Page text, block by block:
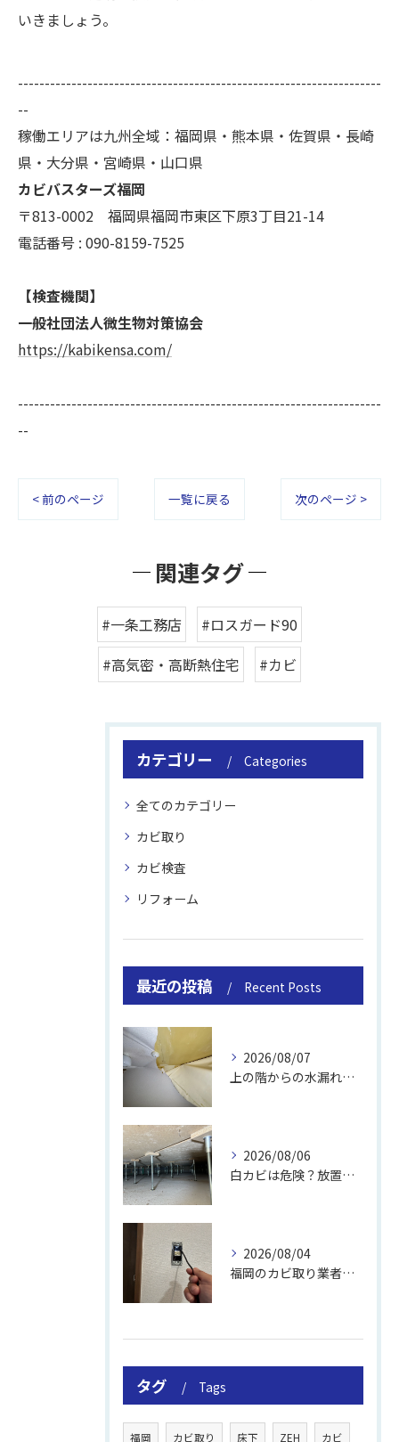
いきましょう。
--------------------------------------------------------------------
--
稼働エリアは九州全域：福岡県・熊本県・佐賀県・長崎
県・大分県・宮崎県・山口県
カビバスターズ福岡
〒813-0002 福岡県福岡市東区下原3丁目21-14
電話番号 : 090-8159-7525
【検査機関】
一般社団法人微生物対策協会
https://kabikensa.com/
--------------------------------------------------------------------
--
< 前のページ 一覧に戻る 次のページ >
関連タグ
#一条工務店
#ロスガード90
#高気密・高断熱住宅
#カビ
カテゴリー Categories
全てのカテゴリー
カビ取り
カビ検査
リフォーム
最近の投稿 Recent Posts
2026/08/07
上の階からの水漏れでカビ｜対処法と業者
2026/08/06
白カビは危険？放置のリスクと取り方
2026/08/04
福岡のカビ取り業者おすすめの選び方と費用
タグ Tags
福岡 カビ取り 床下 ZEH カビ